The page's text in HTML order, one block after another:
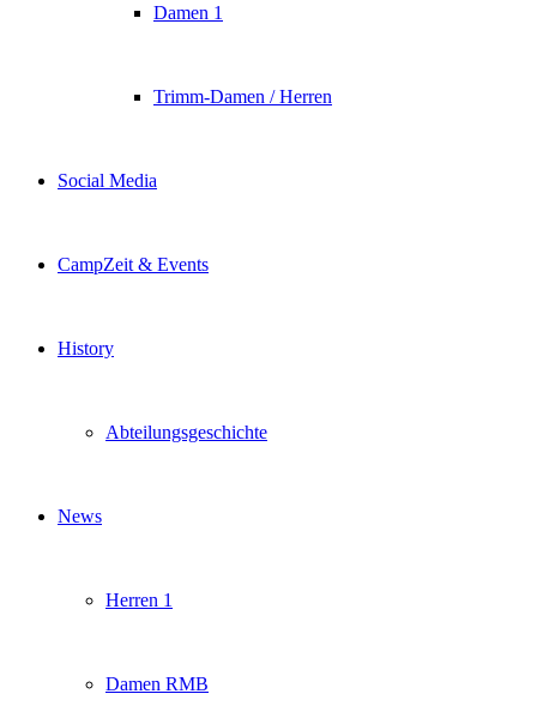
Damen 1
Trimm-Damen / Herren
Social Media
CampZeit & Events
History
Abteilungsgeschichte
News
Herren 1
Damen RMB